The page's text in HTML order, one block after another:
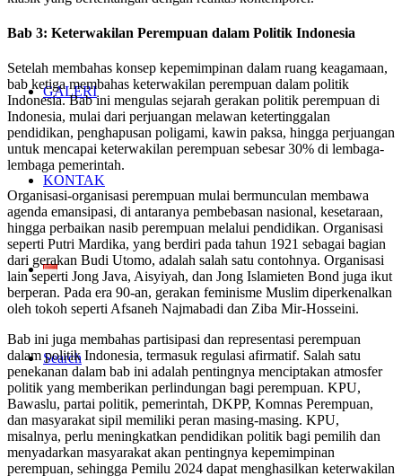
GALERI
KONTAK
Search
Bab 3: Keterwakilan Perempuan dalam Politik Indonesia
Setelah membahas konsep kepemimpinan dalam ruang keagamaan,
bab ketiga membahas keterwakilan perempuan dalam politik
Indonesia. Bab ini mengulas sejarah gerakan politik perempuan di
Indonesia, mulai dari perjuangan melawan ketertinggalan
pendidikan, penghapusan poligami, kawin paksa, hingga perjuangan
untuk mencapai keterwakilan perempuan sebesar 30% di lembaga-
lembaga pemerintah.
Organisasi-organisasi perempuan mulai bermunculan membawa
agenda emansipasi, di antaranya pembebasan nasional, kesetaraan,
hingga perbaikan nasib perempuan melalui pendidikan. Organisasi
seperti Putri Mardika, yang berdiri pada tahun 1921 sebagai bagian
dari gerakan Budi Utomo, adalah salah satu contohnya. Organisasi
lain seperti Jong Java, Aisyiyah, dan Jong Islamieten Bond juga ikut
berperan. Pada era 90-an, gerakan feminisme Muslim diperkenalkan
oleh tokoh seperti Afsaneh Najmabadi dan Ziba Mir-Hosseini.
Bab ini juga membahas partisipasi dan representasi perempuan
dalam politik Indonesia, termasuk regulasi afirmatif. Salah satu
penekanan dalam bab ini adalah pentingnya menciptakan atmosfer
politik yang memberikan perlindungan bagi perempuan. KPU,
Bawaslu, partai politik, pemerintah, DKPP, Komnas Perempuan,
dan masyarakat sipil memiliki peran masing-masing. KPU,
misalnya, perlu meningkatkan pendidikan politik bagi pemilih dan
menyadarkan masyarakat akan pentingnya kepemimpinan
perempuan, sehingga Pemilu 2024 dapat menghasilkan keterwakilan